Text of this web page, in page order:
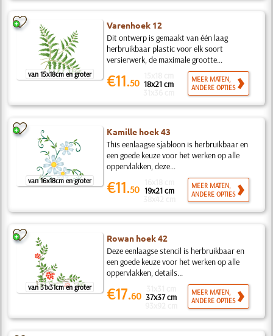
van 15x18cm en groter
Varenhoek 12
Dit ontwerp is gemaakt van één laag
herbruikbaar plastic voor elk soort
versierwerk, de maximale grootte...
€11.50 18x21 cm
MEER MATEN,
ANDERE OPTIES
van 16x18cm en groter
Kamille hoek 43
This eenlaagse sjabloon is herbruikbaar en
een goede keuze voor het werken op alle
oppervlakken, deze...
€11.50 19x21 cm
MEER MATEN,
ANDERE OPTIES
van 31x31cm en groter
Rowan hoek 42
Deze eenlaagse stencil is herbruikbaar en
een goede keuze voor het werken op alle
oppervlakken, details...
€17.60 37x37 cm
MEER MATEN,
ANDERE OPTIES